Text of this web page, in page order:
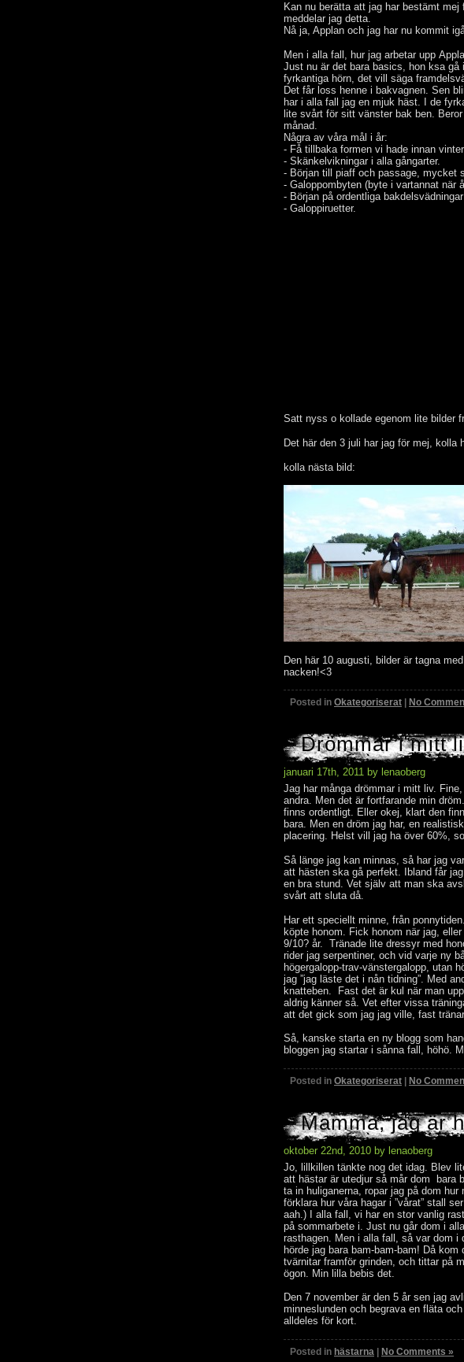
Kan nu berätta att jag har bestämt
meddelar jag detta.
Nå ja, Applan och jag har nu kommit
Men i alla fall, hur jag arbetar upp
Just nu är det bara basics, hon ksa gå
fyrkantiga hörn, det vill säga
Det får loss henne i bakvagnen. Sen
har i alla fall jag en mjuk häst. I de
lite svårt för sitt vänster bak ben.
månad.
Några av våra mål i år:
- Få tillbaka formen vi hade innan
- Skänkelvikningar i alla gångarter.
- Början till piaff och passage, mycket
- Galoppombyten (byte i vartannat när
- Början på ordentliga bakdelsvädningar
- Galoppiruetter.
Satt nyss o kollade egenom lite bilder
Det här den 3 juli har jag för mej, kolla
kolla nästa bild:
Den här 10 augusti, bilder är tagna
nacken!<3
Posted in Okategoriserat No
Drömmar i mitt
januari 17th, 2011 by lenaoberg
Jag har många drömmar i mitt liv.
andra. Men det är fortfarande min
finns ordentligt. Eller okej, klart den
bara. Men en dröm jag har, en
placering. Helst vill jag ha över 60%,
Så länge jag kan minnas, så har jag
att hästen ska gå perfekt. Ibland får
en bra stund. Vet själv att man ska
svårt att sluta då.
Har ett speciellt minne, från
köpte honom. Fick honom när jag,
9/10? år. Tränade lite dressyr med
rider jag serpentiner, och vid varje ny
högergalopp-trav-vänstergalopp, utan
jag ”jag läste det i nån tidning”. Med
knatteben. Fast det är kul när man
aldrig känner så. Vet efter vissa
att det gick som jag jag ville, fast
Så, kanske starta en ny blogg som
bloggen jag startar i sånna fall, höhö.
Posted in Okategoriserat | No
Mamma, jag är
oktober 22nd, 2010 by lenaoberg
Jo, lillkillen tänkte nog det idag. Blev
att hästar är utedjur så mår dom bara
ta in huliganerna, ropar jag på dom
förklara hur våra hagar i ”vårat” stall
aah.) I alla fall, vi har en stor vanlig
på sommarbete i. Just nu går dom i
rasthagen. Men i alla fall, så var dom i
hörde jag bara bam-bam-bam! Då
tvärnitar framför grinden, och tittar på
ögon. Min lilla bebis det.
Den 7 november är den 5 år sen jag
minneslunden och begrava en fläta
alldeles för kort.
Posted in hästarna | No Comments »